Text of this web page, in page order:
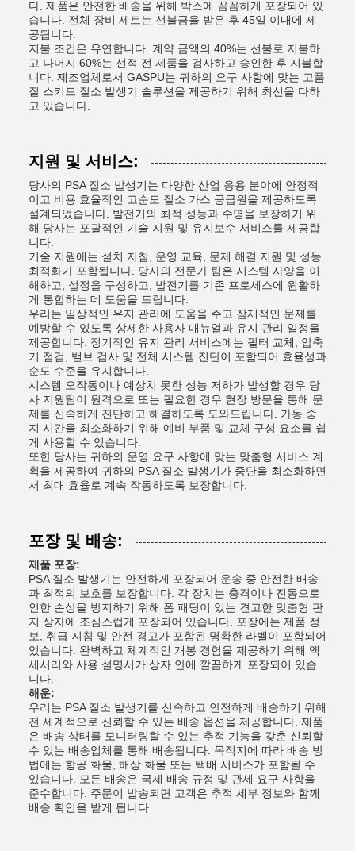
다. 제품은 안전한 배송을 위해 박스에 꼼꼼하게 포장되어 있
습니다. 전체 장비 세트는 선불금을 받은 후 45일 이내에 제
공됩니다.
지불 조건은 유연합니다. 계약 금액의 40%는 선불로 지불하
고 나머지 60%는 선적 전 제품을 검사하고 승인한 후 지불합
니다. 제조업체로서 GASPU는 귀하의 요구 사항에 맞는 고품
질 스키드 질소 발생기 솔루션을 제공하기 위해 최선을 다하
고 있습니다.
지원 및 서비스:
당사의 PSA 질소 발생기는 다양한 산업 응용 분야에 안정적
이고 비용 효율적인 고순도 질소 가스 공급원을 제공하도록
설계되었습니다. 발전기의 최적 성능과 수명을 보장하기 위
해 당사는 포괄적인 기술 지원 및 유지보수 서비스를 제공합
니다.
기술 지원에는 설치 지침, 운영 교육, 문제 해결 지원 및 성능
최적화가 포함됩니다. 당사의 전문가 팀은 시스템 사양을 이
해하고, 설정을 구성하고, 발전기를 기존 프로세스에 원활하
게 통합하는 데 도움을 드립니다.
우리는 일상적인 유지 관리에 도움을 주고 잠재적인 문제를
예방할 수 있도록 상세한 사용자 매뉴얼과 유지 관리 일정을
제공합니다. 정기적인 유지 관리 서비스에는 필터 교체, 압축
기 점검, 밸브 검사 및 전체 시스템 진단이 포함되어 효율성과
순도 수준을 유지합니다.
시스템 오작동이나 예상치 못한 성능 저하가 발생할 경우 당
사 지원팀이 원격으로 또는 필요한 경우 현장 방문을 통해 문
제를 신속하게 진단하고 해결하도록 도와드립니다. 가동 중
지 시간을 최소화하기 위해 예비 부품 및 교체 구성 요소를 쉽
게 사용할 수 있습니다.
또한 당사는 귀하의 운영 요구 사항에 맞는 맞춤형 서비스 계
획을 제공하여 귀하의 PSA 질소 발생기가 중단을 최소화하면
서 최대 효율로 계속 작동하도록 보장합니다.
포장 및 배송:
제품 포장:
PSA 질소 발생기는 안전하게 포장되어 운송 중 안전한 배송
과 최적의 보호를 보장합니다. 각 장치는 충격이나 진동으로
인한 손상을 방지하기 위해 폼 패딩이 있는 견고한 맞춤형 판
지 상자에 조심스럽게 포장되어 있습니다. 포장에는 제품 정
보, 취급 지침 및 안전 경고가 포함된 명확한 라벨이 포함되어
있습니다. 완벽하고 체계적인 개봉 경험을 제공하기 위해 액
세서리와 사용 설명서가 상자 안에 깔끔하게 포장되어 있습
니다.
해운:
우리는 PSA 질소 발생기를 신속하고 안전하게 배송하기 위해
전 세계적으로 신뢰할 수 있는 배송 옵션을 제공합니다. 제품
은 배송 상태를 모니터링할 수 있는 추적 기능을 갖춘 신뢰할
수 있는 배송업체를 통해 배송됩니다. 목적지에 따라 배송 방
법에는 항공 화물, 해상 화물 또는 택배 서비스가 포함될 수
있습니다. 모든 배송은 국제 배송 규정 및 관세 요구 사항을
준수합니다. 주문이 발송되면 고객은 추적 세부 정보와 함께
배송 확인을 받게 됩니다.